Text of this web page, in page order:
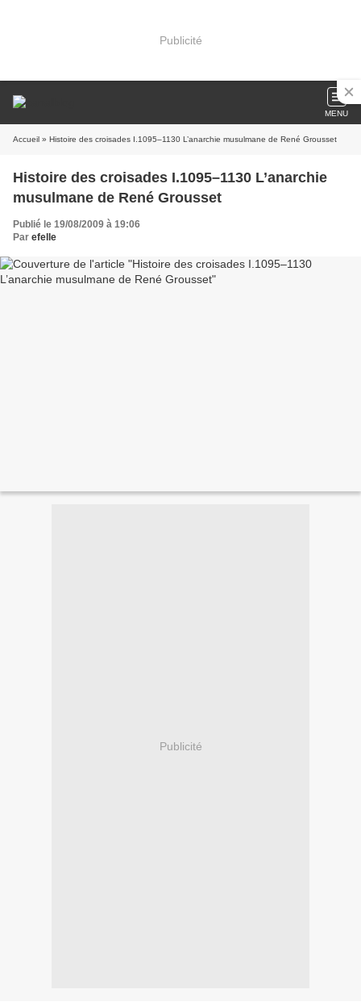
Publicité
MENU
Accueil » Histoire des croisades I.1095–1130 L’anarchie musulmane de René Grousset
Histoire des croisades I.1095–1130 L’anarchie
musulmane de René Grousset
Publié le 19/08/2009 à 19:06
Par efelle
Publicité